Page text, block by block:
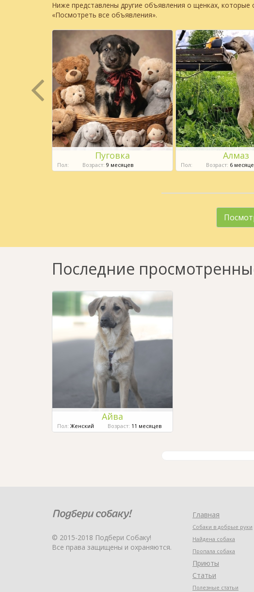
Ниже представлены другие объявления о щенках,
«Посмотреть все объявления».
Пуговка
Пол: Возраст: 9 месяцев
Алмаз
Пол: Возраст: 6
Последние
Айва
Пол: Женский Возраст: 11 месяцев
© 2015-2018 Подбери Собаку!
Все права защищены и охраняются.
Главная
Собаки в добрые руки
Найдена собака
Пропала собака
Приюты
Статьи
Полезные статьи